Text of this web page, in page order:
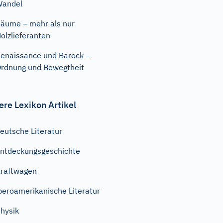
– mehr als nur
und Barock –
und Bewegtheit
Lexikon Artikel
Literatur
Literatur